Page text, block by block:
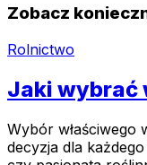
Zobacz
Rolnictwo
Jaki wybrać
Wybór właściwego
decyzja dla